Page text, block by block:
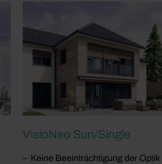
VisioNeo Sun/Single
Keine Beeinträchtigung der Optik